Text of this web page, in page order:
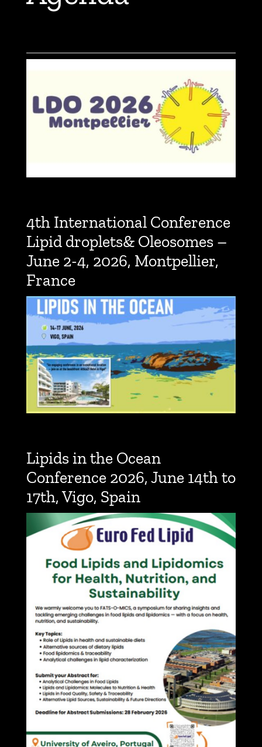
4th International Conference
Lipid droplets& Oleosomes –
June 2-4, 2026, Montpellier,
France
Lipids in the Ocean
Conference 2026, June 14th to
17th, Vigo, Spain